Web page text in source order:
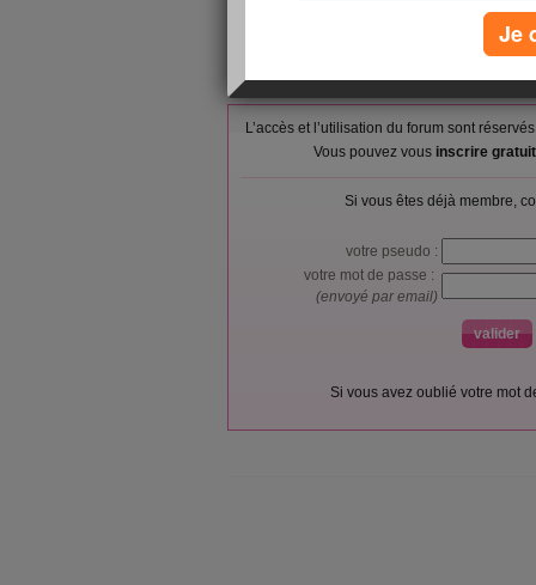
L’accès et l’utilisation du forum sont
Vous pouvez vous inscrire
Si vous êtes déjà membre,
votre pseudo :
votre mot de passe :
(envoyé par email)
Si vous avez oublié votre mot
Je